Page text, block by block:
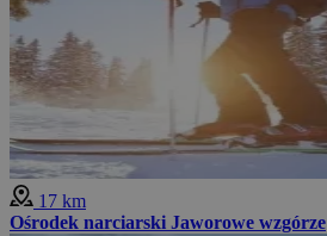
17 km
Ośrodek narciarski Jaworowe wzgórze